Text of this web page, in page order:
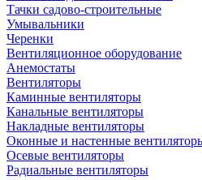
Тачки садово-строительные
Умывальники
Черенки
Вентиляционное оборудование
Анемостаты
Вентиляторы
Каминные вентиляторы
Канальные вентиляторы
Накладные вентиляторы
Оконные и настенные
Осевые вентиляторы
Радиальные вентиляторы